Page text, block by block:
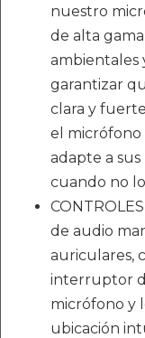
nuestro
de alta
ambientales
garantizar
clara y
el micrófono
adapte a
cuando no
de audio
auriculares,
interruptor
micrófono y
ubicación